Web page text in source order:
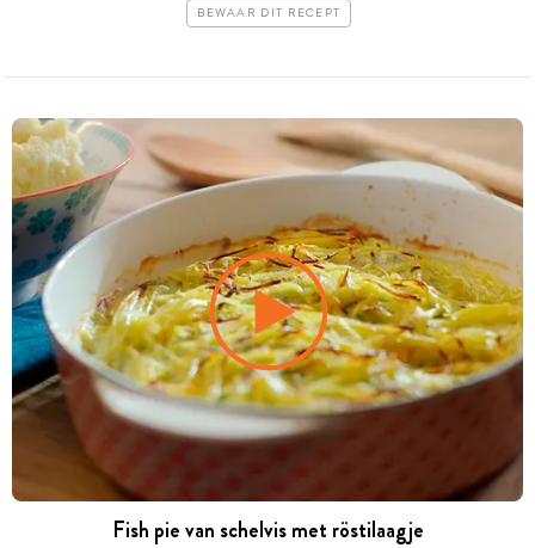
BEWAAR DIT RECEPT
Fish pie van schelvis met röstilaagje